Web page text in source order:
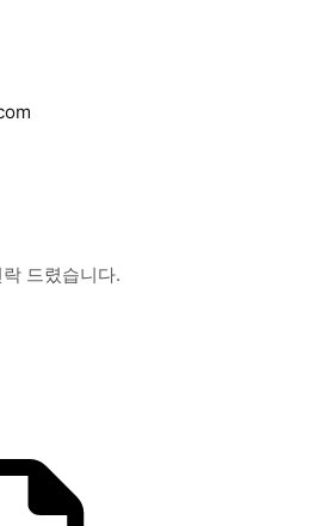
드렸습니다.